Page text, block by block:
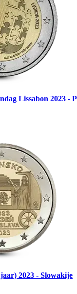
Lissabon 2023 -
2023 - Slowakije